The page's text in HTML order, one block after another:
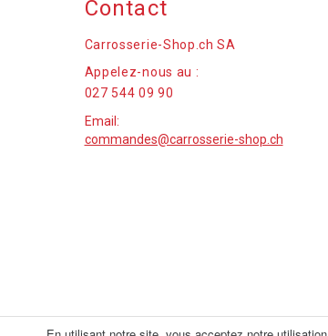
Contact
Carrosserie-Shop.ch SA
Appelez-nous au :
027 544 09 90
Email:
commandes@carrosserie-shop.ch